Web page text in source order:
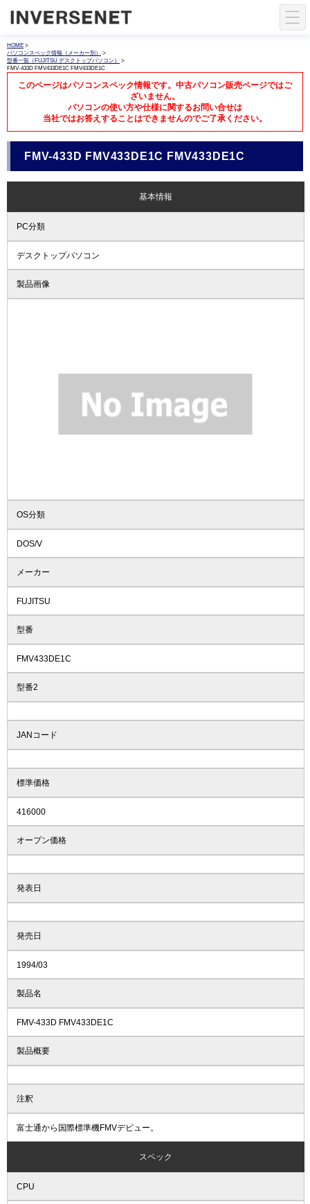
HOME >
パソコンスペック情報（メーカー別）
>
型番一覧（FUJITSU デスクトップパソコン）
>
FMV-433D FMV433DE1C FMV433DE1C
このページはパソコンスペック情報です。中古パソコン販売ページではご
ざいません。
パソコンの使い方や仕様に関するお問い合せは
当社ではお答えすることはできませんのでご了承ください。
FMV-433D FMV433DE1C FMV433DE1C
基本情報
PC分類
デスクトップパソコン
製品画像
OS分類
DOS/V
メーカー
FUJITSU
型番
FMV433DE1C
型番2
JANコード
標準価格
416000
オープン価格
発表日
発売日
1994/03
製品名
FMV-433D FMV433DE1C
製品概要
注釈
富士通から国際標準機FMVデビュー。
スペック
CPU